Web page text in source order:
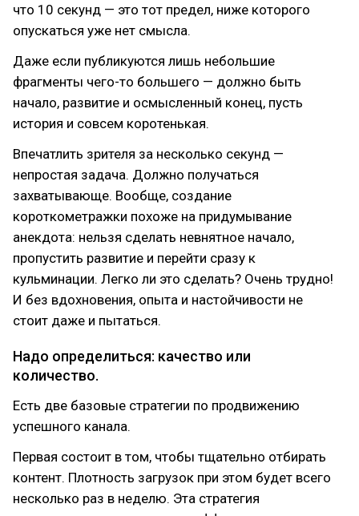
что 10 секунд — это тот предел, ниже которого
опускаться уже нет смысла.
Даже если публикуются лишь небольшие
фрагменты чего-то большего — должно быть
начало, развитие и осмысленный конец, пусть
история и совсем коротенькая.
Впечатлить зрителя за несколько секунд —
непростая задача. Должно получаться
захватывающе. Вообще, создание
короткометражки похоже на придумывание
анекдота: нельзя сделать невнятное начало,
пропустить развитие и перейти сразу к
кульминации. Легко ли это сделать? Очень трудно!
И без вдохновения, опыта и настойчивости не
стоит даже и пытаться.
Надо определиться: качество или
количество.
Есть две базовые стратегии по продвижению
успешного канала.
Первая состоит в том, чтобы тщательно отбирать
контент. Плотность загрузок при этом будет всего
несколько раз в неделю. Эта стратегия